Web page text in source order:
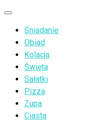
Przejdź
treści
Menu
Śniadanie
Obiad
Kolacja
Święta
Sałatki
Pizza
Zupa
Ciasta